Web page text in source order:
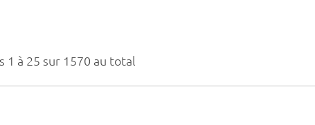
1 à 25 sur 1570 au total